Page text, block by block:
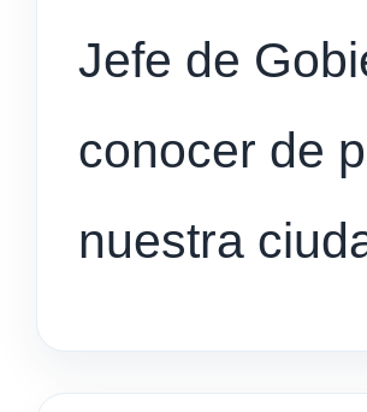
Jefe de
conocer de
nuestra